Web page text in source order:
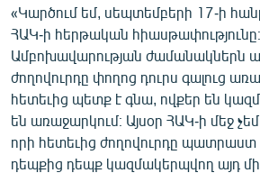
«Կարծում եմ, սեպտեմբերի 17-ի
ՀԱԿ-ի հերթական հիասթափությունը։
Ամբոխավարության ժամանակներն
ժողովուրդը փողոց դուրս գալուց
հետեւից պետք է գնա, ովքեր են
են առաջարկում։ Այսօր ՀԱԿ-ի մեջ
որի հետեւից ժողովուրդը պատրաստ է
դեպքից դեպք կազմակերպվող այդ